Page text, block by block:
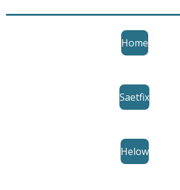
Home
Saetfix
Helow